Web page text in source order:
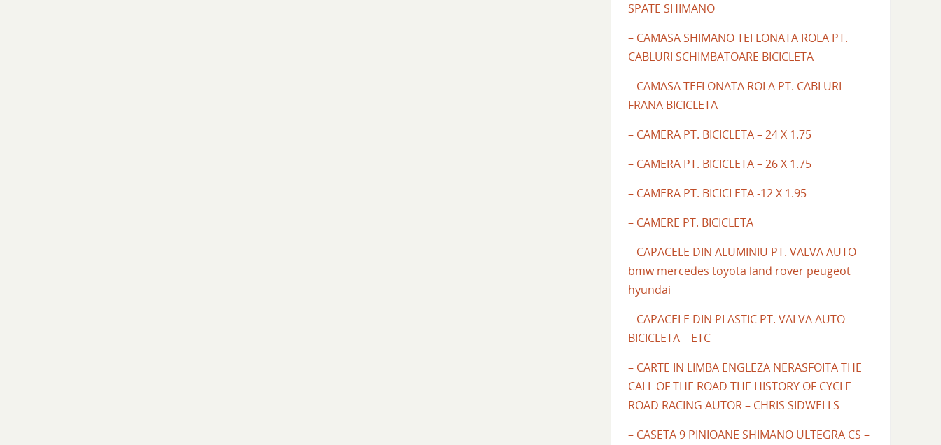
SPATE SHIMANO
– CAMASA SHIMANO TEFLONATA ROLA PT.
CABLURI SCHIMBATOARE BICICLETA
– CAMASA TEFLONATA ROLA PT. CABLURI
FRANA BICICLETA
– CAMERA PT. BICICLETA – 24 X 1.75
– CAMERA PT. BICICLETA – 26 X 1.75
– CAMERA PT. BICICLETA -12 X 1.95
– CAMERE PT. BICICLETA
– CAPACELE DIN ALUMINIU PT. VALVA AUTO
bmw mercedes toyota land rover peugeot
hyundai
– CAPACELE DIN PLASTIC PT. VALVA AUTO –
BICICLETA – ETC
– CARTE IN LIMBA ENGLEZA NERASFOITA THE
CALL OF THE ROAD THE HISTORY OF CYCLE
ROAD RACING AUTOR – CHRIS SIDWELLS
– CASETA 9 PINIOANE SHIMANO ULTEGRA CS –